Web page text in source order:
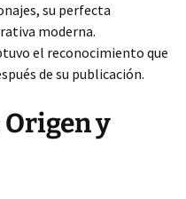
su perfecta
moderna.
el reconocimiento que
de su publicación.
y